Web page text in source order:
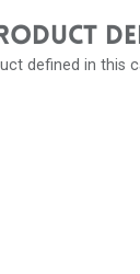
defined in this